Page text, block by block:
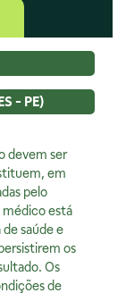
- PE)
devem ser
em
pelo
médico está
saúde e
os
Os
de